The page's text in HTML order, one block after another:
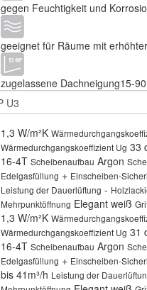
gegen Feuchtigkeit und
geeignet für Räume mit
zugelassene Dachneigung15-
1,3 W/m²K
Wärmedurchgangskoeffizient Ug 33
16-4T Scheibenaufbau Argon
Edelgasfüllung + Einscheiben-
Leistung der Dauerlüftung -
Mehrpunktöffnung Elegant weiß
1,3 W/m²K
Wärmedurchgangskoeffizient Ug 31
16-4T Scheibenaufbau Argon
Edelgasfüllung + Einscheiben-
bis 41m³/h Leistung der